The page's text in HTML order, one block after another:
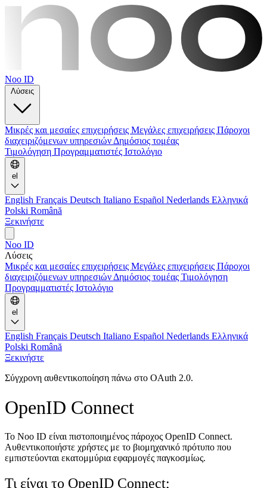
Noo ID
Μικρές και μεσαίες επιχειρήσεις Μεγάλες επιχειρήσεις Πάροχοι
διαχειριζόμενων υπηρεσιών Δημόσιος τομέας
Τιμολόγηση Προγραμματιστές Ιστολόγιο
el
English Français Deutsch Italiano Español Nederlands Ελληνικά
Polski Română
Ξεκινήστε
Noo ID
Λύσεις
Μικρές και μεσαίες επιχειρήσεις Μεγάλες επιχειρήσεις Πάροχοι
διαχειριζόμενων υπηρεσιών Δημόσιος τομέας Τιμολόγηση
Προγραμματιστές Ιστολόγιο
el
English Français Deutsch Italiano Español Nederlands Ελληνικά
Polski Română
Ξεκινήστε
Σύγχρονη αυθεντικοποίηση πάνω στο OAuth 2.0.
OpenID Connect
Το Noo ID είναι πιστοποιημένος πάροχος OpenID Connect.
Αυθεντικοποιήστε χρήστες με το βιομηχανικό πρότυπο που
εμπιστεύονται εκατομμύρια εφαρμογές παγκοσμίως.
Τι είναι το OpenID Connect;